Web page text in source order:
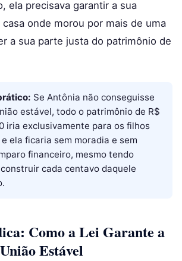
ela precisava garantir a sua
casa onde morou por mais de uma
a sua parte justa do patrimônio de
Se Antônia não conseguisse
estável, todo o patrimônio de R$
iria exclusivamente para os filhos
ela ficaria sem moradia e sem
financeiro, mesmo tendo
cada centavo daquele
Como a Lei Garante a
Estável